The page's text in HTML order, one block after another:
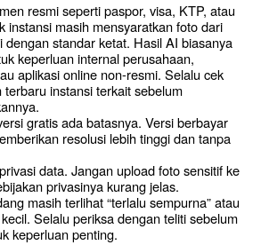
resmi seperti paspor, visa, KTP, atau
instansi masih mensyaratkan foto dari
dengan standar ketat. Hasil AI biasanya
keperluan internal perusahaan,
aplikasi online non-resmi. Selalu cek
terbaru instansi terkait sebelum
gratis ada batasnya. Versi berbayar
resolusi lebih tinggi dan tanpa
data. Jangan upload foto sensitif ke
privasinya kurang jelas.
masih terlihat “terlalu sempurna” atau
Selalu periksa dengan teliti sebelum
keperluan penting.